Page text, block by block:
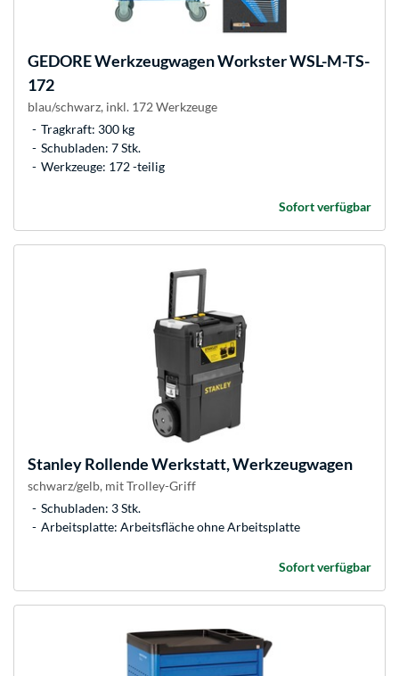
GEDOREWerkzeugwagen Workster WSL-M-TS-
172
blau/schwarz, inkl. 172 Werkzeuge
Tragkraft: 300 kg
Schubladen: 7 Stk.
Werkzeuge: 172 -teilig
Sofort verfügbar
StanleyRollende Werkstatt, Werkzeugwagen
schwarz/gelb, mit Trolley-Griff
Schubladen: 3 Stk.
Arbeitsplatte: Arbeitsfläche ohne Arbeitsplatte
Sofort verfügbar